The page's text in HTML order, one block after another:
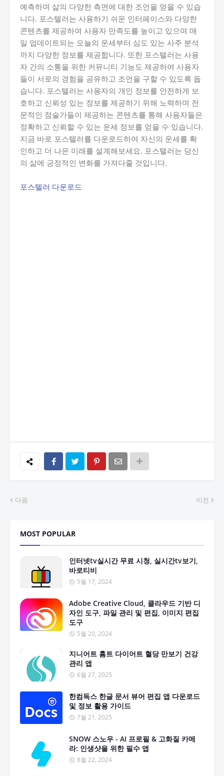
예측하며 삶의 다양한 측면에 대한 조언을 얻을 수 있습
니다. 포스텔러는 사용하기 쉬운 인터페이스와 다양한
콘텐츠를 제공하여 사용자 만족도를 높이고 있으며 매
일 업데이트되는 오늘의 운세부터 심도 있는 사주 분석
까지 다양한 정보를 제공합니다. 또한 포스텔러는 사용
자 간의 소통을 위한 커뮤니티 기능도 제공하여 사용자
들이 서로의 경험을 공유하고 조언을 구할 수 있도록 돕
습니다. 포스텔러는 사용자의 개인 정보를 안전하게 보
호하고 신뢰성 있는 정보를 제공하기 위해 노력하며 전
문적인 점술가들이 제공하는 콘텐츠를 통해 사용자들은
정확하고 신뢰할 수 있는 운세 정보를 얻을 수 있습니다.
지금 바로 포스텔러를 다운로드하여 자신의 운세를 확
인하고 더 나은 미래를 설계해보세요. 포스텔러는 당신
의 삶에 긍정적인 변화를 가져다줄 것입니다.
포스텔러 다운로드
다음 이전
MOST POPULAR
인터넷tv실시간 무료 시청, 실시간tv보기,
바로티비
5월 17, 2024
Adobe Creative Cloud, 클라우드 기반 디
자인 도구, 파일 관리 및 편집, 이미지 편집
도구
5월 20, 2024
지니어트 홈트 다이어트 혈당 만보기 건강
관리 앱
6월 27, 2025
한컴독스 한글 문서 뷰어 편집 앱 다운로드
및 정보 활용 가이드
7월 21, 2025
SNOW 스노우 - AI 프로필 & 고화질 카메
라: 인생샷을 위한 필수 앱
8월 22, 2024